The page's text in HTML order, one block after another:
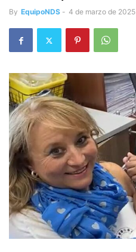
By EquipoNDS - 4 de marzo de 2025